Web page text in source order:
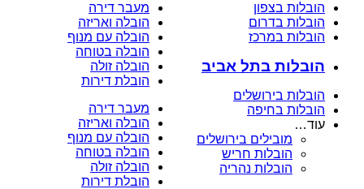
הובלות בצפון
הובלות בדרום
הובלות במרכז
הובלות בתל אביב
הובלות בירושלים
הובלות בחיפה
עוד…
מובילים בירושלים
הובלות חריש
הובלות נהריה
מעבר דירה
הובלה ואריזה
הובלה עם מנוף
הובלה בטוחה
הובלה זולה
הובלת דירות
מעבר דירה
הובלה ואריזה
הובלה עם מנוף
הובלה בטוחה
הובלה זולה
הובלת דירות